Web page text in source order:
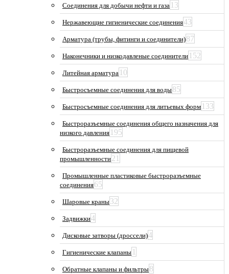
Соединения для добычи нефти и газа 13
Нержавеющие гигиенические соединения43
Арматура (трубы, фитинги и соединители)87
Наконечники и низкодавленые соединители 152
Литейная арматура 10
Быстросъемные соединения для воды85
Быстросъемные соединения для литьевых форм 133
Быстроразъемные соединения общего назначения для
низкого давления 195
Быстроразъемные соединения для пищевой
промышленности21
Промышленные пластиковые быстроразъемные
соединения65
Шаровые краны32
Задвижки4
Дисковые затворы (дроссели)4
Гигиенические клапаны 1
Обратные клапаны и фильтры8